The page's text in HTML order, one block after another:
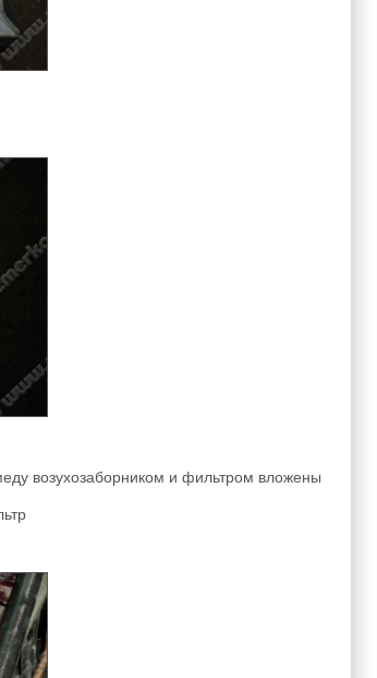
возухозаборником и фильтром вложены